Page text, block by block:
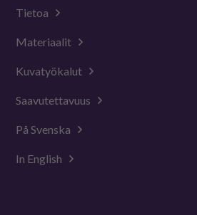
Tietoa
Materiaalit
Kuvatyökalut
Saavutettavuus
På Svenska
In English